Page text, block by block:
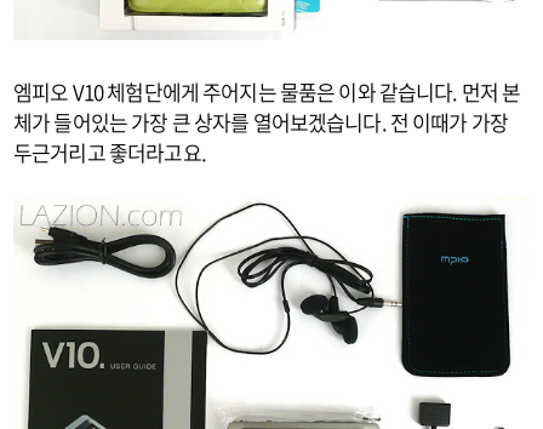
엠피오 V10 체험단에게 주어지는 물품은 이와 같습니다. 먼저 본
체가 들어있는 가장 큰 상자를 열어보겠습니다. 전 이때가 가장
두근거리고 좋더라고요.